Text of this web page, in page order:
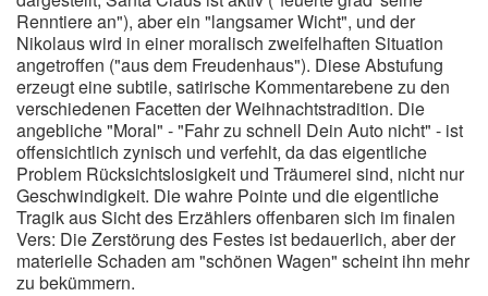
Renntiere an"), aber ein "langsamer Wicht", und der
Nikolaus wird in einer moralisch zweifelhaften Situation
angetroffen ("aus dem Freudenhaus"). Diese Abstufung
erzeugt eine subtile, satirische Kommentarebene zu den
verschiedenen Facetten der Weihnachtstradition. Die
angebliche "Moral" - "Fahr zu schnell Dein Auto nicht" - ist
offensichtlich zynisch und verfehlt, da das eigentliche
Problem Rücksichtslosigkeit und Träumerei sind, nicht nur
Geschwindigkeit. Die wahre Pointe und die eigentliche
Tragik aus Sicht des Erzählers offenbaren sich im finalen
Vers: Die Zerstörung des Festes ist bedauerlich, aber der
materielle Schaden am "schönen Wagen" scheint ihn mehr
zu bekümmern.